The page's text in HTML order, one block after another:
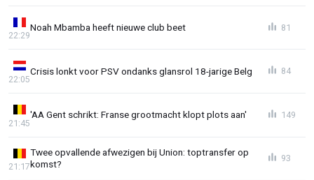
Noah Mbamba heeft nieuwe club beet
22:29
81
Crisis lonkt voor PSV ondanks glansrol 18-jarige Belg
22:05
84
'AA Gent schrikt: Franse grootmacht klopt plots aan'
21:45
149
Twee opvallende afwezigen bij Union: toptransfer op
komst?
21:17
93